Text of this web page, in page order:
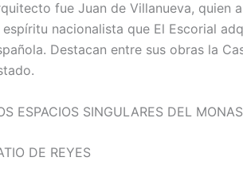
fue Juan de Villanueva, quien
espíritu nacionalista que El Escorial
Destacan entre sus obras la
ESPACIOS SINGULARES DEL
DE REYES